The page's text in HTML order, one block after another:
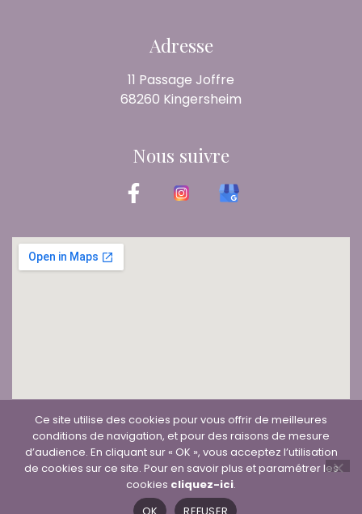
Adresse
11 Passage Joffre
68260 Kingersheim
Nous suivre
Plan du site
Mentions légales et Politique de confidentialité
Formulaire de contact
Ce site utilise des cookies pour vous offrir de meilleures
conditions de navigation, et pour des raisons de mesure
d’audience. En cliquant sur « OK », vous acceptez l’utilisation
de cookies sur ce site. Pour en savoir plus et paramétrer les
cookies cliquez-ici.
OK
REFUSER